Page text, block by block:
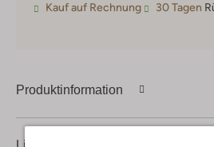
Kauf auf Rechnung 30 Tagen
Produktinformation